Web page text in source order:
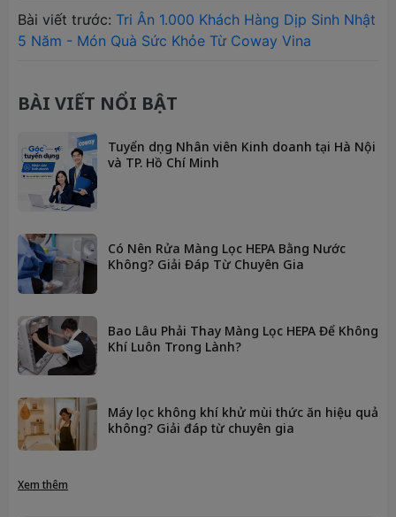
Bài viết trước: Tri Ân 1.000 Khách Hàng Dịp Sinh Nhật
5 Năm - Món Quà Sức Khỏe Từ Coway Vina
BÀI VIẾT NỔI BẬT
Tuyển dụng Nhân viên Kinh doanh tại Hà Nội
và TP. Hồ Chí Minh
Có Nên Rửa Màng Lọc HEPA Bằng Nước
Không? Giải Đáp Từ Chuyên Gia
Bao Lâu Phải Thay Màng Lọc HEPA Để Không
Khí Luôn Trong Lành?
Máy lọc không khí khử mùi thức ăn hiệu quả
không? Giải đáp từ chuyên gia
Xem thêm